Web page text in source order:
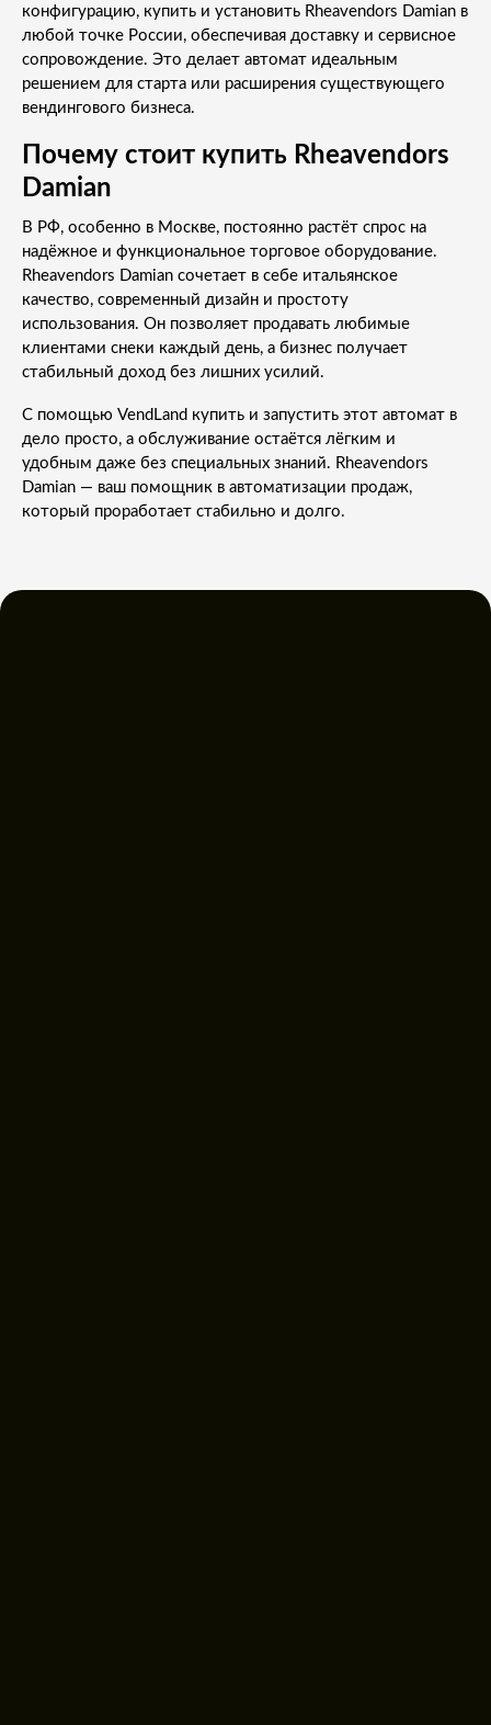
конфигурацию, купить и установить Rheavendors Damian в
любой точке России, обеспечивая доставку и сервисное
сопровождение. Это делает автомат идеальным
решением для старта или расширения существующего
вендингового бизнеса.
Почему стоит купить Rheavendors
Damian
В РФ, особенно в Москве, постоянно растёт спрос на
надёжное и функциональное торговое оборудование.
Rheavendors Damian сочетает в себе итальянское
качество, современный дизайн и простоту
использования. Он позволяет продавать любимые
клиентами снеки каждый день, а бизнес получает
стабильный доход без лишних усилий.
С помощью VendLand купить и запустить этот автомат в
дело просто, а обслуживание остаётся лёгким и
удобным даже без специальных знаний. Rheavendors
Damian — ваш помощник в автоматизации продаж,
который проработает стабильно и долго.